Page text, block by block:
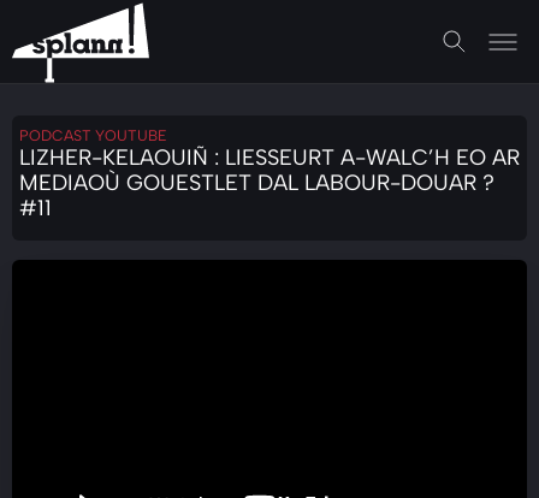
PODCAST YOUTUBE
LIZHER-KELAOUIÑ : LIESSEURT A-WALC’H EO AR
MEDIAOÙ GOUESTLET DAL LABOUR-DOUAR ?
#11